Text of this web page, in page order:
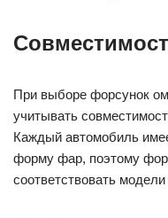
При выборе форсунок
учитывать
Каждый автомобиль
форму фар, поэтому
соответствовать